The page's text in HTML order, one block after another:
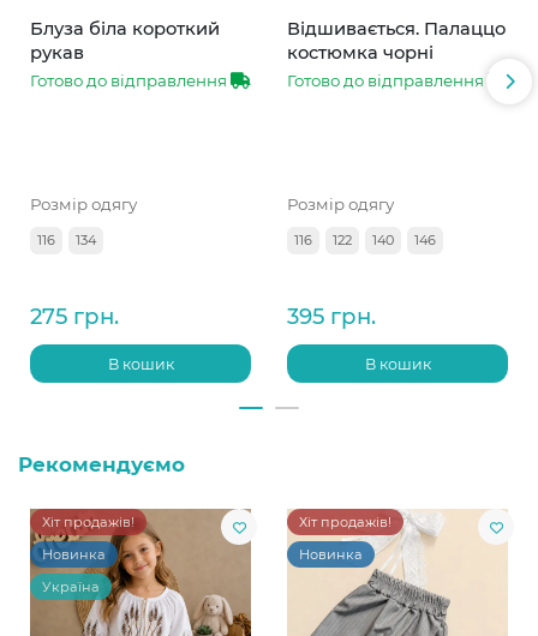
Блуза біла короткий
рукав
Готово до відправлення
Розмір одягу
116 134
275 грн.
В кошик
Відшивається. Палаццо
костюмка чорні
Готово до відправлення
Розмір одягу
116 122 140 146
395 грн.
В кошик
Рекомендуємо
Хіт продажів!
Новинка
Україна
Хіт продажів!
Новинка